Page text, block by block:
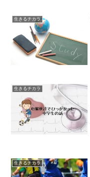
生きるチカラ
生きるチカラ
生きるチカラ